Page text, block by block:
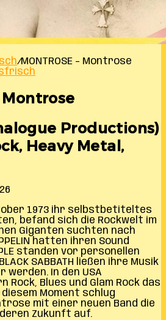
/MONTROSE – Montrose
Montrose
Productions)
Heavy Metal,
1973 ihr selbstbetiteltes
befand sich die Rockwelt im
Giganten suchten nach
hatten ihren Sound
standen vor personellen
SABBATH ließen ihre Musik
In den USA
Rock, Blues und Glam Rock das
diesem Moment schlug
mit einer neuen Band die
Zukunft auf.